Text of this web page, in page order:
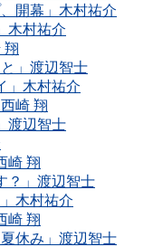
開幕」木村祐介
木村祐介
翔
」渡辺智士
」木村祐介
崎 翔
渡辺智士
崎 翔
？」渡辺智士
木村祐介
崎 翔
休み」渡辺智士